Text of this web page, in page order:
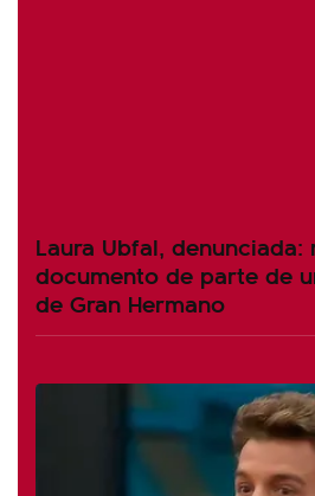
Laura Ubfal,
documento de parte de
de Gran Hermano